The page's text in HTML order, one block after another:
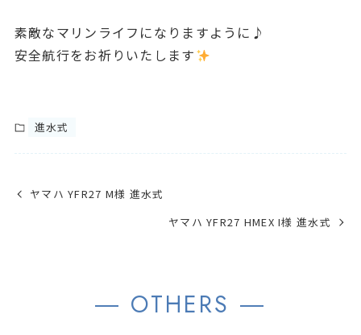
素敵なマリンライフになりますように♪
安全航行をお祈りいたします
進水式
ヤマハ YFR27 M様 進水式
ヤマハ YFR27 HMEX I様 進水式
― OTHERS ―